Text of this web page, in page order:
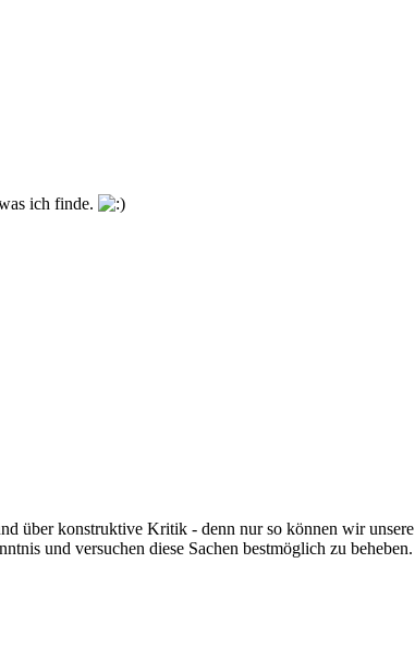
ich finde.
über konstruktive Kritik - denn nur so können wir unsere
und versuchen diese Sachen bestmöglich zu beheben.